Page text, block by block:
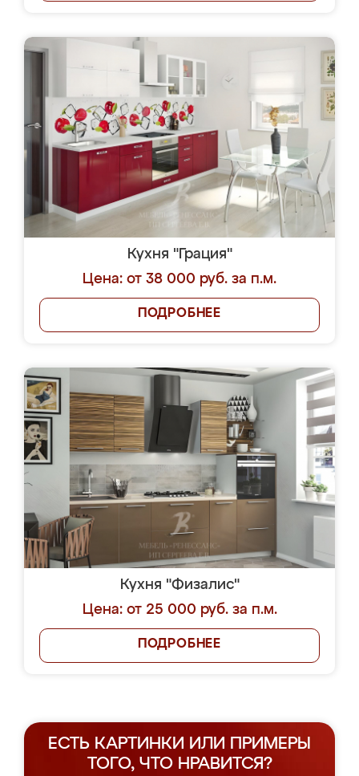
Кухня "Грация"
Цена: от 38 000 руб. за п.м.
ПОДРОБНЕЕ
Кухня "Физалис"
Цена: от 25 000 руб. за п.м.
ПОДРОБНЕЕ
ЕСТЬ КАРТИНКИ ИЛИ ПРИМЕРЫ
ТОГО, ЧТО НРАВИТСЯ?